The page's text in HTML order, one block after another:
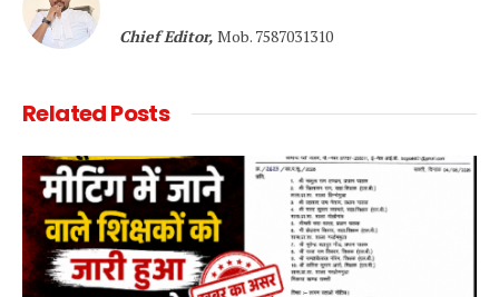
Chief Editor, Mob. 7587031310
RelatedPosts